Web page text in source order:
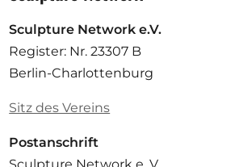
Sculpture Network e.V.
Register: Nr. 23307 B
Berlin-Charlottenburg
Sitz des Vereins
Postanschrift